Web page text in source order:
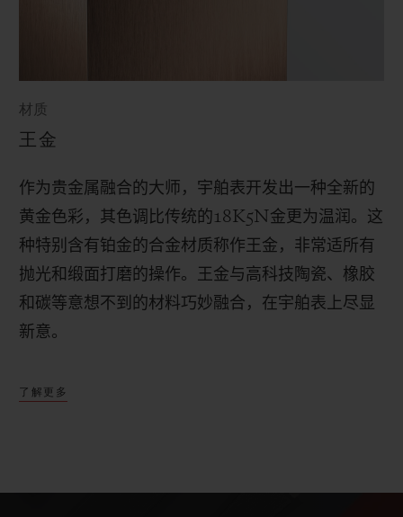
材质
王金
作为贵金属融合的大师，宇舶表开发出一种全新的
黄金色彩，其色调比传统的18K5N 金更为温润。这
种特别含有铂金的合金材质称作王金，非常适所有
抛光和缎面打磨的操作。
王金与高科技陶瓷、橡胶
和碳等意想不到的材料巧妙融合，在宇舶表上尽显
新意。
了解更多